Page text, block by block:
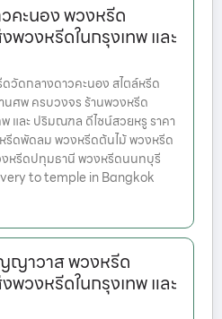
คะนอง พวงหรีด
พวงหรีดในกรุงเทพ และ
ดกลางดาวคะนอง สไตล์หรีด
ศพ ครบวงจร ร้านพวงหรีด
และ ปริมณฑล ดีไซน์สวยหรู ราคา
ดพัดลม พวงหรีดต้นไม้ พวงหรีด
งหรีดปทุมธานี พวงหรีดนนทบุรี
to temple in Bangkok
ญาวาส พวงหรีด
พวงหรีดในกรุงเทพ และ